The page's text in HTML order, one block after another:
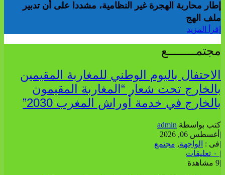
إطار محاربة الهجرة غير النظامية، مشددا على أن تدبير
ملف الهج
إقرأ المزيد
مجتمــــــــع
الاحتفال باليوم الوطني للمغاربة المقيمين
بالخارج تحت شعار “المغاربة المقيمون
بالخارج في خدمة أوراش المغرب 2030”
كتب بواسطة admin
| أغسطس 06, 2026
|فى : الواجهة, مجتمع
|
|9 مشاهدة